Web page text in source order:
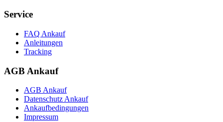
Service
FAQ Ankauf
Anleitungen
Tracking
AGB Ankauf
AGB Ankauf
Datenschutz Ankauf
Ankaufbedingungen
Impressum